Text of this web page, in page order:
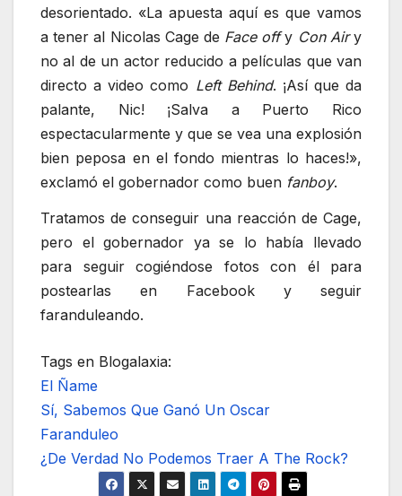
desorientado. «La apuesta aquí es que vamos
a tener al Nicolas Cage de Face offy Con Airy
no al de un actor reducido a películas que van
directo a video como Left Behind. ¡Así que da
palante, Nic! ¡Salva a Puerto Rico
espectacularmente y que se vea una explosión
bien peposa en el fondo mientras lo haces!»,
exclamó el gobernador como buen fanboy.
Tratamos de conseguir una reacción de Cage,
pero el gobernador ya se lo había llevado
para seguir cogiéndose fotos con él para
postearlas en Facebook y seguir
faranduleando.
Tags en Blogalaxia:
El Ñame
Sí, Sabemos Que Ganó Un Oscar
Faranduleo
¿De Verdad No Podemos Traer A The Rock?